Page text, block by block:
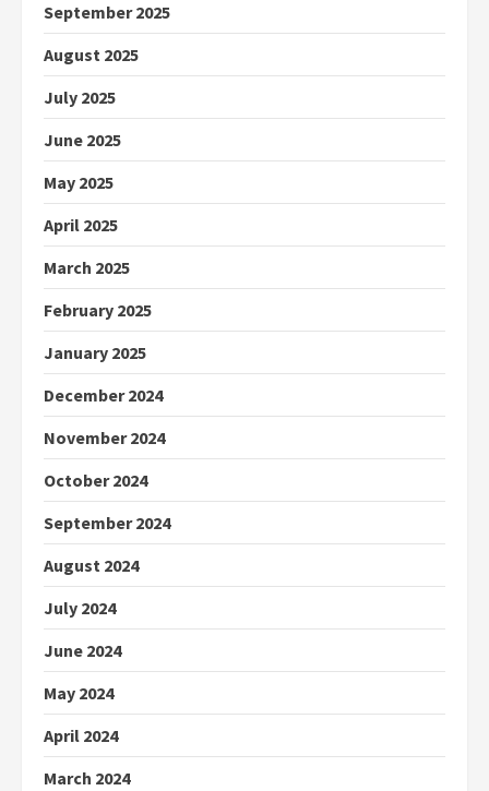
September 2025
August 2025
July 2025
June 2025
May 2025
April 2025
March 2025
February 2025
January 2025
December 2024
November 2024
October 2024
September 2024
August 2024
July 2024
June 2024
May 2024
April 2024
March 2024